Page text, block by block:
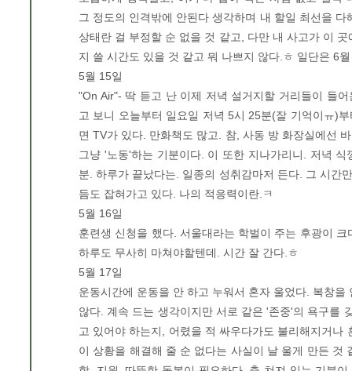
그 정도의 인격밖에 안된다 생각하며 내 할일 최선을
상태란 걸 부정할 순 없을 것 같고, 다만 내 사고가 이
지 쓸 시간도 있을 것 같고 뭐 나쁘지 않다.ㅎ 일단은 6
5월 15일
"On Air"- 딱 듣고 난 이제 저녁 설거지할 거리들이 들
고 보니 오늘부터 일요일 저녁 5시 25분(잘 기억이ㅠ)
면 TV가 있다. 만화책도 많고. 참, 사동 방 화장실에선
그냥 '노동'하는 기분이다. 이 또한 지나가리니. 저녁
분. 하루가 끝났다는. 일종의 성취감마저 든다. 그 시간
듬도 잡혀가고 있다. 나의 적응력이란.ㅋ
5월 16일
훈련생 신청을 했다. 서울대라는 학벌이 주는 후광이
하루도 무사히 마쳐야할텐데. 시간 잘 간다.ㅎ
5월 17일
운동시간에 운동을 안 하고 누워서 혼자 울었다. 복창
않다. 계속 드는 생각이지만 서로 같은 '존중'의 욕구를
고 있어야 하는지, 어렸을 적 싸우다가도 불리해지거
이 상황을 해결해 줄 순 없다는 사실이 날 울게 만든 것